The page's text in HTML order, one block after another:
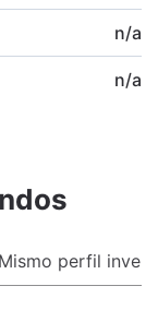
n/a
n/a
Mismo perfil